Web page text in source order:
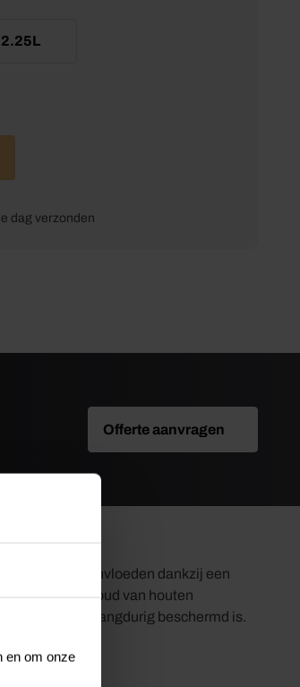
en om onze
2.25L
dag verzonden
Offerte aanvragen
tegen weersinvloeden dankzij een
het onderhoud van houten
uitzien en langdurig beschermd is.